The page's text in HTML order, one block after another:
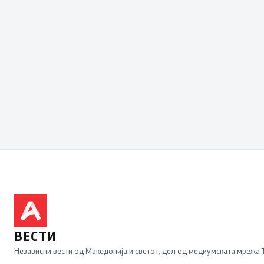
ВЕСТИ
Независни вести од Македонија и светот, дел од медиумската